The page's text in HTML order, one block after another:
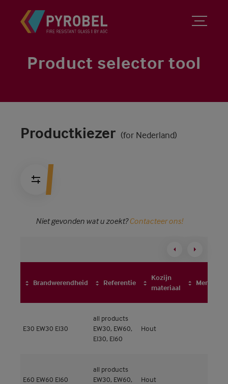
Product selector tool
Productkiezer (for Nederland)
Niet gevonden wat u zoekt?Contacteer ons!
Brandwerendheid Referentie
Kozijn
materiaal
Merk
E30 EW30 EI30
all products
EW30, EW60,
EI30, EI60
Hout
E60 EW60 EI60
all products
EW30, EW60,
Hout